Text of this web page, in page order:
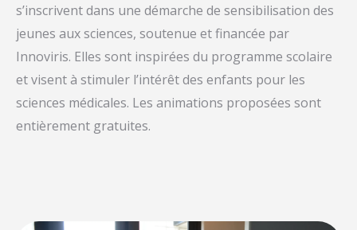
s’inscrivent dans une démarche de sensibilisation des
jeunes aux sciences, soutenue et financée par
Innoviris. Elles sont inspirées du programme scolaire
et visent à stimuler l’intérêt des enfants pour les
sciences médicales. Les animations proposées sont
entièrement gratuites.